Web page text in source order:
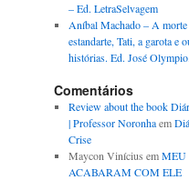
– Ed. LetraSelvagem
Aníbal Machado – A morte
estandarte, Tati, a garota e
histórias. Ed. José Olympio.
Comentários
Review about the book
| Professor Noronhaem
Crise
Maycon Vinícius emMEU
ACABARAM COM ELE